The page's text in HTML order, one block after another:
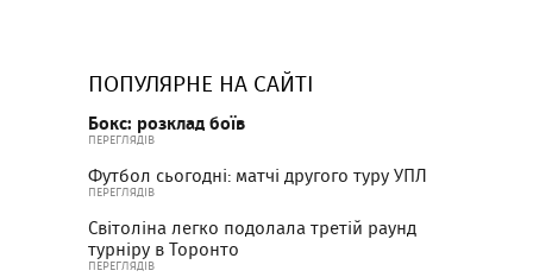
ПОПУЛЯРНЕ НА САЙТІ
Бокс: розклад боїв
ПЕРЕГЛЯДІВ
Футбол сьогодні: матчі другого туру УПЛ
ПЕРЕГЛЯДІВ
Світоліна легко подолала третій раунд
турніру в Торонто
ПЕРЕГЛЯДІВ